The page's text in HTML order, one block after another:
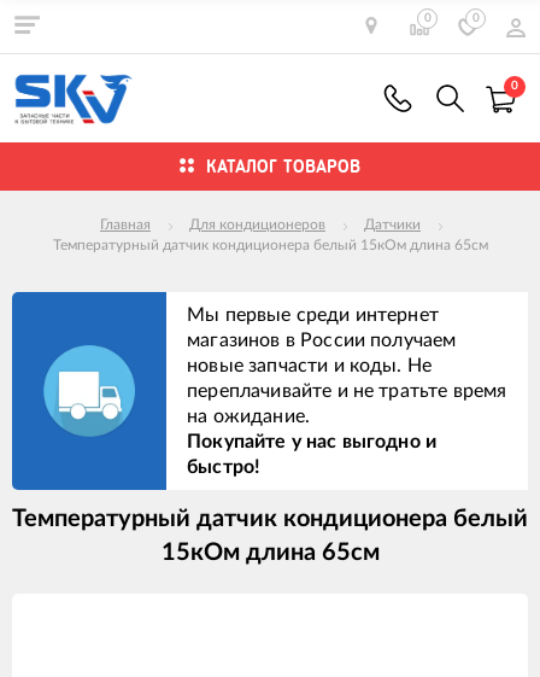
0 0
0
КАТАЛОГ ТОВАРОВ
Главная Для кондиционеров
Датчики
Температурный датчик кондиционера белый 15кОм длина 65см
Мы первые среди интернет
магазинов в России получаем
новые запчасти и коды. Не
переплачивайте и не тратьте время
на ожидание.
Покупайте у нас выгодно и
быстро!
Температурный датчик кондиционера белый
15кОм длина 65см